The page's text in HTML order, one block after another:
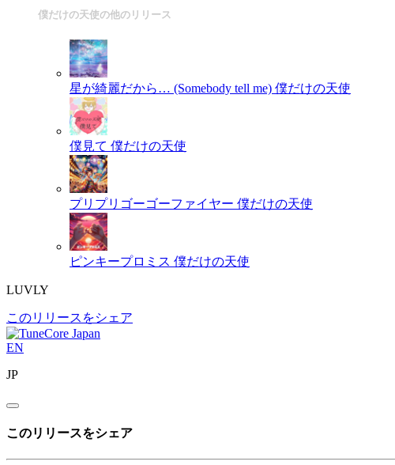
僕だけの天使の他のリリース
星が綺麗だから… (Somebody tell me) 僕だけの天使
僕見て 僕だけの天使
プリプリゴーゴーファイヤー 僕だけの天使
ピンキープロミス 僕だけの天使
LUVLY
このリリースをシェア
EN
JP
このリリースをシェア